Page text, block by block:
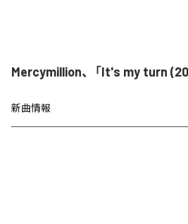
Mercymillion、「It's my turn
新曲情報